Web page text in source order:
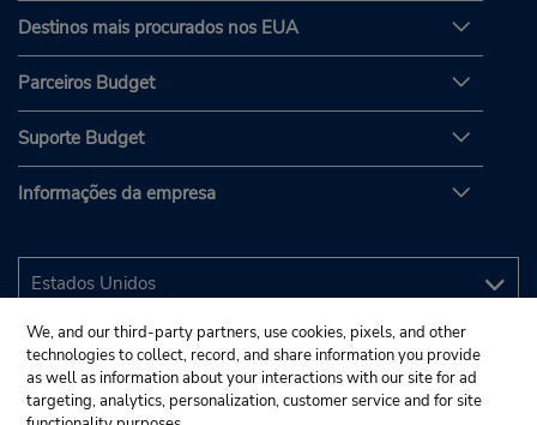
Destinos mais procurados nos EUA
Parceiros Budget
Suporte Budget
Informações da empresa
We, and our third-party partners, use cookies, pixels, and other
technologies to collect, record, and share information you provide
as well as information about your interactions with our site for ad
targeting, analytics, personalization, customer service and for site